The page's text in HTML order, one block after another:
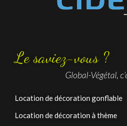
Le saviez-vous ?
Global-Végétal,
Location de décoration gonflable
Location de décoration à thème